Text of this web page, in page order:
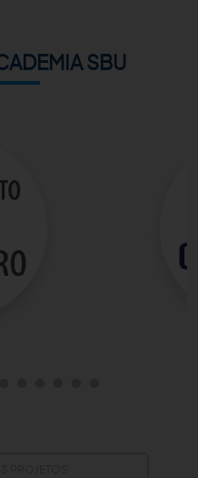
SBU